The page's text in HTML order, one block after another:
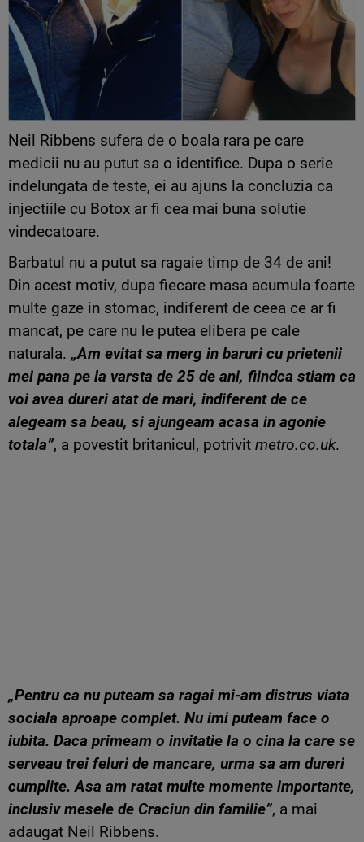
Neil Ribbens sufera de o boala rara pe care
medicii nu au putut sa o identifice. Dupa o serie
indelungata de teste, ei au ajuns la concluzia ca
injectiile cu Botox ar fi cea mai buna solutie
vindecatoare.
Barbatul nu a putut sa ragaie timp de 34 de ani!
Din acest motiv, dupa fiecare masa acumula foarte
multe gaze in stomac, indiferent de ceea ce ar fi
mancat, pe care nu le putea elibera pe cale
naturala. „Am evitat sa merg in baruri cu prietenii
mei pana pe la varsta de 25 de ani, fiindca stiam ca
voi avea dureri atat de mari, indiferent de ce
alegeam sa beau, si ajungeam acasa in agonie
totala”, a povestit britanicul, potrivit metro.co.uk.
„Pentru ca nu puteam sa ragai mi-am distrus viata
sociala aproape complet. Nu imi puteam face o
iubita. Daca primeam o invitatie la o cina la care se
serveau trei feluri de mancare, urma sa am dureri
cumplite. Asa am ratat multe momente importante,
inclusiv mesele de Craciun din familie”, a mai
adaugat Neil Ribbens.